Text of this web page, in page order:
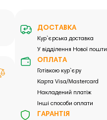
ДОСТАВКА
Кур`єрська доставка
У відділення Нової пошти
ОПЛАТА
Готівкою кур`єру
Карта Visa/Mastercard
Накладений платіж
Інші способи оплати
ГАРАНТІЯ